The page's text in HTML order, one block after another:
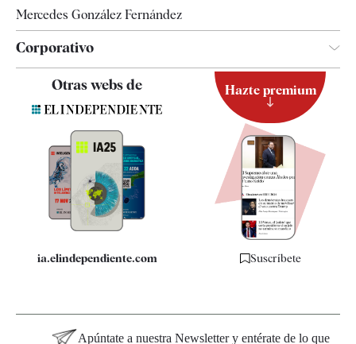
Mercedes González Fernández
Corporativo
Contacto
Quiénes somos
Especificaciones
Otras webs de
ia.elindependiente.com
Hazte premium
Suscríbete
Apúntate a nuestra Newsletter y entérate de lo que